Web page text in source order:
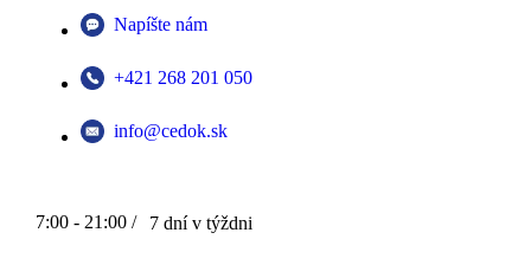
Napíšte nám
+421 268 201 050
info@cedok.sk
7:00 - 21:00 / 7 dní v týždni